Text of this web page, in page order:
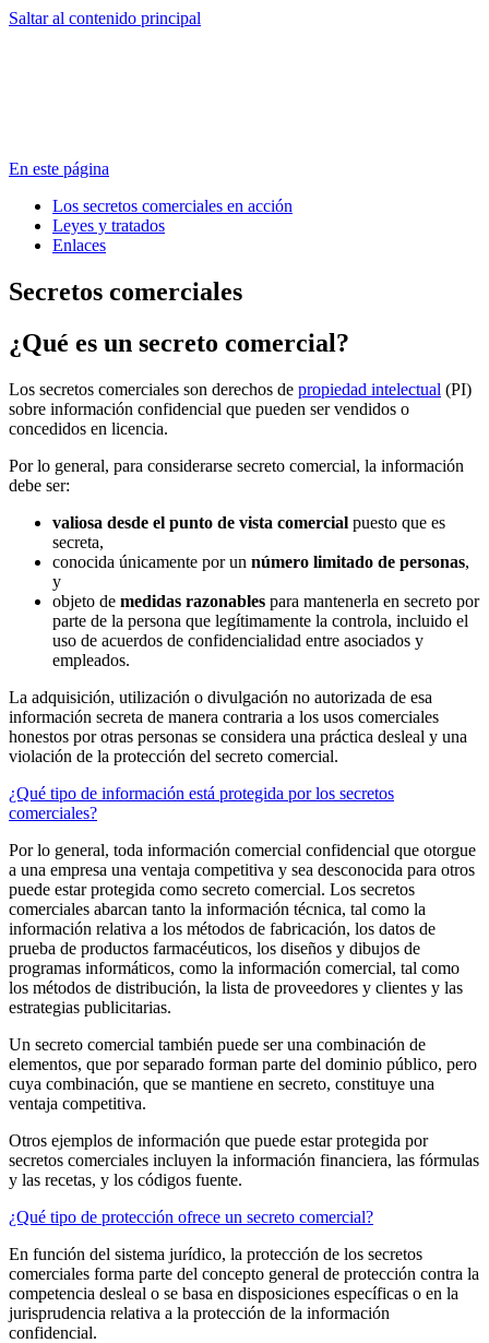
Saltar al contenido principal
En este página
Los secretos comerciales en acción
Leyes y tratados
Enlaces
Secretos comerciales
¿Qué es un secreto comercial?
Los secretos comerciales son derechos de propiedad intelectual (PI)
sobre información confidencial que pueden ser vendidos o
concedidos en licencia.
Por lo general, para considerarse secreto comercial, la información
debe ser:
valiosa desde el punto de vista comercial puesto que es
secreta,
conocida únicamente por un número limitado de personas,
y
objeto de medidas razonables para mantenerla en secreto por
parte de la persona que legítimamente la controla, incluido el
uso de acuerdos de confidencialidad entre asociados y
empleados.
La adquisición, utilización o divulgación no autorizada de esa
información secreta de manera contraria a los usos comerciales
honestos por otras personas se considera una práctica desleal y una
violación de la protección del secreto comercial.
¿Qué tipo de información está protegida por los secretos
comerciales?
Por lo general, toda información comercial confidencial que otorgue
a una empresa una ventaja competitiva y sea desconocida para otros
puede estar protegida como secreto comercial. Los secretos
comerciales abarcan tanto la información técnica, tal como la
información relativa a los métodos de fabricación, los datos de
prueba de productos farmacéuticos, los diseños y dibujos de
programas informáticos, como la información comercial, tal como
los métodos de distribución, la lista de proveedores y clientes y las
estrategias publicitarias.
Un secreto comercial también puede ser una combinación de
elementos, que por separado forman parte del dominio público, pero
cuya combinación, que se mantiene en secreto, constituye una
ventaja competitiva.
Otros ejemplos de información que puede estar protegida por
secretos comerciales incluyen la información financiera, las fórmulas
y las recetas, y los códigos fuente.
¿Qué tipo de protección ofrece un secreto comercial?
En función del sistema jurídico, la protección de los secretos
comerciales forma parte del concepto general de protección contra la
competencia desleal o se basa en disposiciones específicas o en la
jurisprudencia relativa a la protección de la información
confidencial.